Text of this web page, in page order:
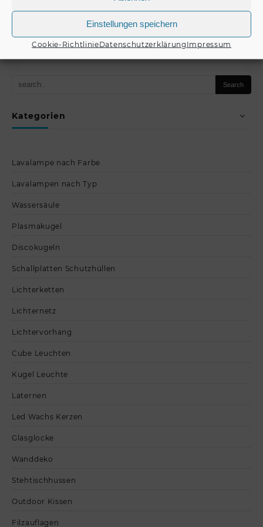
Einstellungen speichern
Cookie-RichtlinieDatenschutzerklärung Impressum
Kategorien
Lavalampe nach Farbe
Lavalampen nach Typ
Wassersäule
Plasmakugel
Discokugeln
Schallplatten Schutzhüllen
Lichterketten
Lichternetz
Lichtervorhang
Cube Leuchten
Kugel Leuchte
Laternen
Led Wachs Kerzen
Glasglocke
Wanddeko
Stehtischhussen
Outdoor Kissen
Filzauflagen
€59,90
Produkt kaufen
€42,90
Produkt kaufen